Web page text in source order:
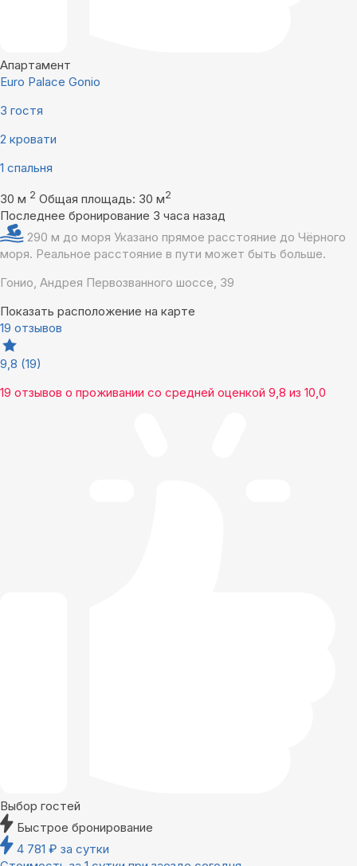
Апартамент
Euro Palace Gonio
3 гостя
2 кровати
1 спальня
30 м 2 Общая площадь: 30 м2
Последнее бронирование 3 часа назад
290 м до моря Указано прямое расстояние до Чёрного
моря. Реальное расстояние в пути может быть больше.
Гонио, Андрея Первозванного шоссе, 39
Показать расположение на карте
19 отзывов
9,8 (19)
19 отзывов о проживании со средней оценкой 9,8 из 10,0
Выбор гостей
Быстрое бронирование
4 781 ₽ за сутки